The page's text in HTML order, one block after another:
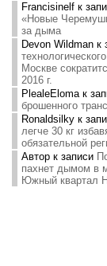
Francisinelfк
«Новые
за дыма
Devon Wildmanк
Москве
2016 г.
PlealeElomaк
брошенного
Ronaldsilkyк
легче 30 кг
обязательной
Авторк записи
пахнет дымом в
Южный квартал